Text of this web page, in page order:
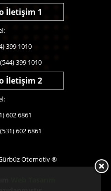
İletişim 1
399 1010
399 1010
İletişim 2
602 6861
602 6861
Otomotiv ®